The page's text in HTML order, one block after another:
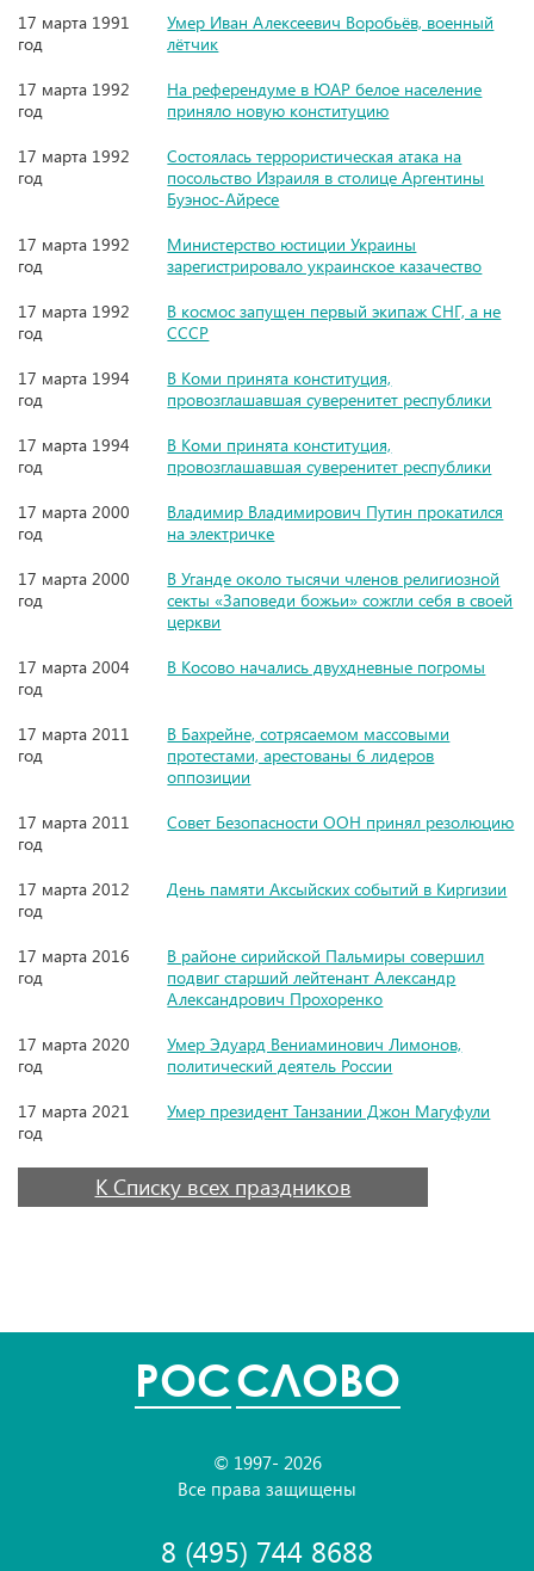
17 марта 1991
год
Умер Иван Алексеевич Воробьёв, военный
лётчик
17 марта 1992
год
На референдуме в ЮАР белое население
приняло новую конституцию
17 марта 1992
год
Состоялась террористическая атака на
посольство Израиля в столице Аргентины
Буэнос-Айресе
17 марта 1992
год
Министерство юстиции Украины
зарегистрировало украинское казачество
17 марта 1992
год
В космос запущен первый экипаж СНГ, а не
СССР
17 марта 1994
год
В Коми принята конституция,
провозглашавшая суверенитет республики
17 марта 1994
год
В Коми принята конституция,
провозглашавшая суверенитет республики
17 марта 2000
год
Владимир Владимирович Путин прокатился
на электричке
17 марта 2000
год
В Уганде около тысячи членов религиозной
секты «Заповеди божьи» сожгли себя в своей
церкви
17 марта 2004
год
В Косово начались двухдневные погромы
17 марта 2011
год
В Бахрейне, сотрясаемом массовыми
протестами, арестованы 6 лидеров
оппозиции
17 марта 2011
год
Совет Безопасности ООН принял резолюцию
17 марта 2012
год
День памяти Аксыйских событий в Киргизии
17 марта 2016
год
В районе сирийской Пальмиры совершил
подвиг старший лейтенант Александр
Александрович Прохоренко
17 марта 2020
год
Умер Эдуард Вениаминович Лимонов,
политический деятель России
17 марта 2021
год
Умер президент Танзании Джон Магуфули
К Списку всех праздников
POCСЛОВО
© 1997- 2026
Все права защищены
8 (495) 744 8688